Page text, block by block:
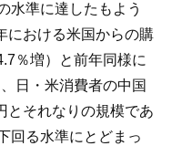
水準に達したもよう
における米国からの購
％増）と前年同様に
日・米消費者の中国
とそれなりの規模であ
回る水準にとどまっ